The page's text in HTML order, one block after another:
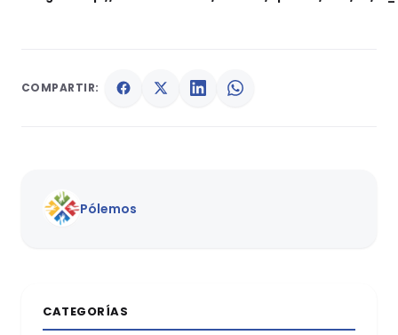
COMPARTIR:
Pólemos
CATEGORÍAS